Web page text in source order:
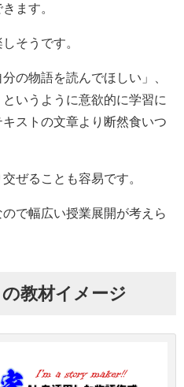
ます。
そうです。
の物語を読んでほしい」、
いうように意欲的に学習に
ストの文章より断然食いつ
ぜることも容易です。
で幅広い授業展開が考えら
の教材イメージ